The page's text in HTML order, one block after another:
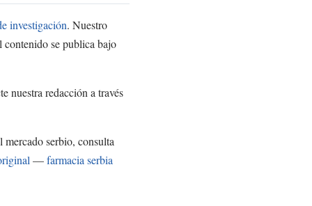
investigación. Nuestro
contenido se publica bajo
nuestra redacción a través
mercado serbio, consulta
—farmacia serbia